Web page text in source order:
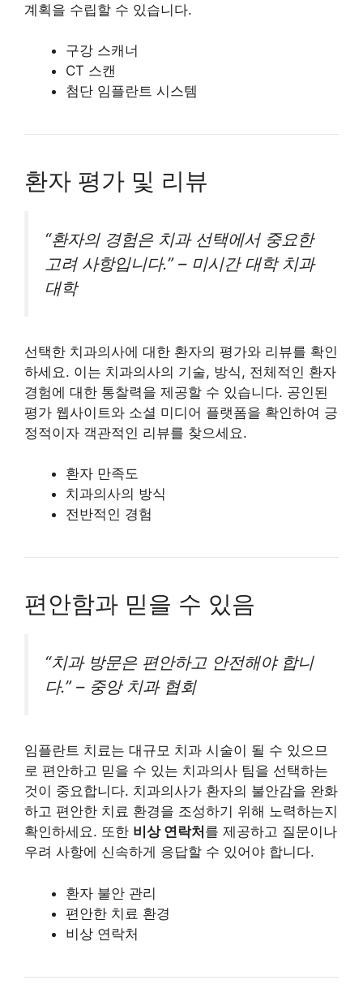
계획을 수립할 수 있습니다.
구강 스캐너
CT 스캔
첨단 임플란트 시스템
환자 평가 및 리뷰
“환자의 경험은 치과 선택에서 중요한
고려 사항입니다.” – 미시간 대학 치과
대학
선택한 치과의사에 대한 환자의 평가와 리뷰를 확인
하세요. 이는 치과의사의 기술, 방식, 전체적인 환자
경험에 대한 통찰력을 제공할 수 있습니다. 공인된
평가 웹사이트와 소셜 미디어 플랫폼을 확인하여 긍
정적이자 객관적인 리뷰를 찾으세요.
환자 만족도
치과의사의 방식
전반적인 경험
편안함과 믿을 수 있음
“치과 방문은 편안하고 안전해야 합니
다.” – 중앙 치과 협회
임플란트 치료는 대규모 치과 시술이 될 수 있으므
로 편안하고 믿을 수 있는 치과의사 팀을 선택하는
것이 중요합니다. 치과의사가 환자의 불안감을 완화
하고 편안한 치료 환경을 조성하기 위해 노력하는지
확인하세요. 또한 비상 연락처 를 제공하고 질문이나
우려 사항에 신속하게 응답할 수 있어야 합니다.
환자 불안 관리
편안한 치료 환경
비상 연락처